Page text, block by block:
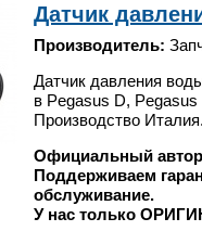
Датчик
Производитель:
Датчик давления
в Pegasus D,
Производство Италия.
Официальный
Поддерживаем
обслуживание.
У нас только